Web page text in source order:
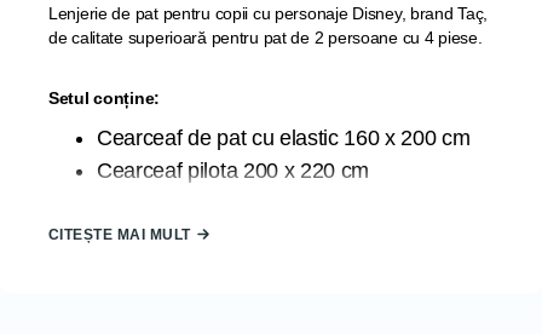
Lenjerie de pat pentru copii cu personaje Disney, brand Taç,
de calitate superioară pentru pat de 2 persoane cu 4 piese.
Setul conține:
Cearceaf de pat cu elastic 160 x 200 cm
Cearceaf pilota 200 x 220 cm
Compoziție material: bumbac 100%
CITEȘTE MAI MULT